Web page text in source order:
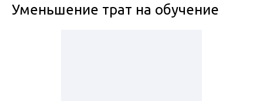
Уменьшение трат на обучение